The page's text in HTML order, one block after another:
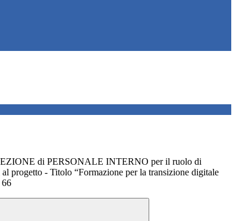
di PERSONALE INTERNO per il ruolo di
progetto - Titolo “Formazione per la transizione digitale
66